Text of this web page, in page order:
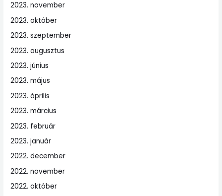
2023. november
2023. október
2023. szeptember
2023. augusztus
2023. június
2023. május
2023. április
2023. március
2023. február
2023. január
2022. december
2022. november
2022. október